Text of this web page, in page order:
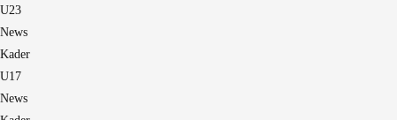
U23
News
Kader
U17
News